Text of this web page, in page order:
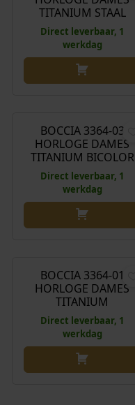
TITANIUM STAAL
Direct leverbaar, 1
werkdag
BOCCIA 3364-03
HORLOGE DAMES
TITANIUM BICOLOR
Direct leverbaar, 1
werkdag
BOCCIA 3364-01
HORLOGE DAMES
TITANIUM
Direct leverbaar, 1
werkdag